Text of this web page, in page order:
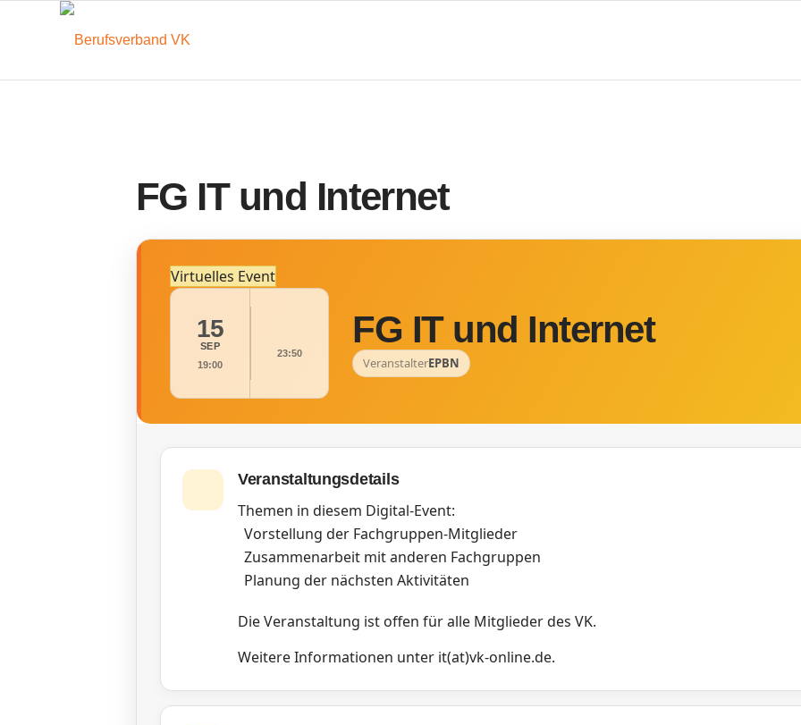
FG IT und Internet
Virtuelles Event
15
SEP
19:00
23:50
FG IT und Internet
VeranstalterEPBN
Veranstaltungsdetails
Themen in diesem Digital-Event:
Vorstellung der Fachgruppen-Mitglieder
Zusammenarbeit mit anderen Fachgruppen
Planung der nächsten Aktivitäten
Die Veranstaltung ist offen für alle Mitglieder des VK.
Weitere Informationen unter it(at)vk-online.de.